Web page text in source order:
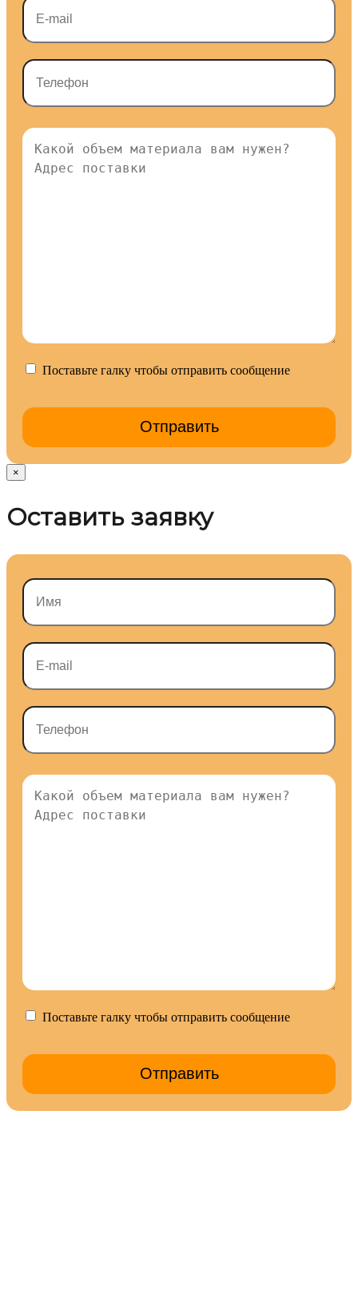
Поставьте галку чтобы отправить сообщение
×
Оставить заявку
Поставьте галку чтобы отправить сообщение